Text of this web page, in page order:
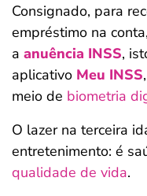
Consignado, para
empréstimo na
a anuência INSS,
aplicativo Meu INSS
meio de biometria
O lazer na terceira
entretenimento: é
qualidade de vida.